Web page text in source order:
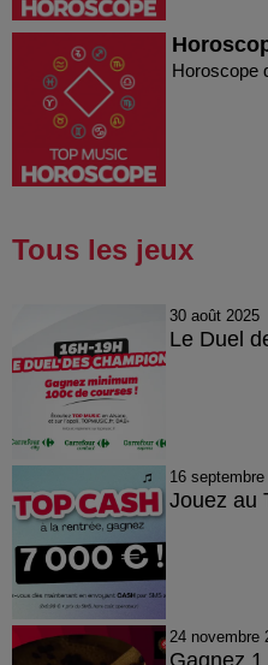
Horoscope
Tous les jeux
30 août 2025
Le Duel
16 septembre
Jouez au
24 novembre